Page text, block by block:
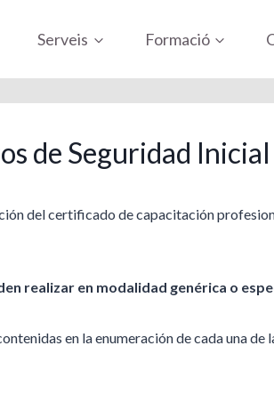
Serveis Formació
de Seguridad Inicial
del certificado de capacitación
realizar en modalidad genérica o
en la enumeración de cada una